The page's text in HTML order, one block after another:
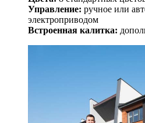
Управление: ручное или
электроприводом
Встроенная калитка: